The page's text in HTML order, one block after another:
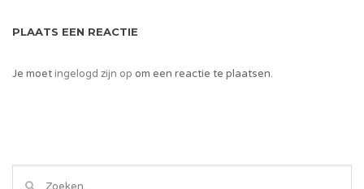
PLAATS EEN REACTIE
Je moetingelogd zijn op om een reactie te plaatsen.